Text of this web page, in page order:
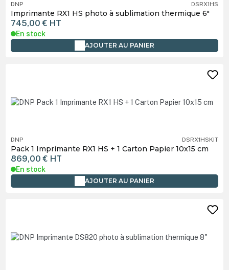
DNP DSRX1HS
Imprimante RX1 HS photo à sublimation thermique 6"
745,00 € HT
En stock
AJOUTER AU PANIER
DNP DSRX1HSKIT
Pack 1 Imprimante RX1 HS + 1 Carton Papier 10x15 cm
869,00 € HT
En stock
AJOUTER AU PANIER